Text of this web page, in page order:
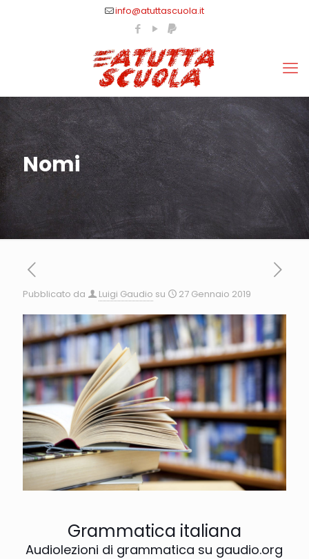
info@atuttascuola.it
Nomi
Pubblicato da Luigi Gaudio su 27 Gennaio 2019
Grammatica italiana
Audiolezioni di grammatica su gaudio.org